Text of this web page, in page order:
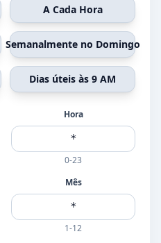
A Cada Hora
Semanalmente no Domingo
Dias úteis às 9 AM
Hora
0-23
Mês
1-12